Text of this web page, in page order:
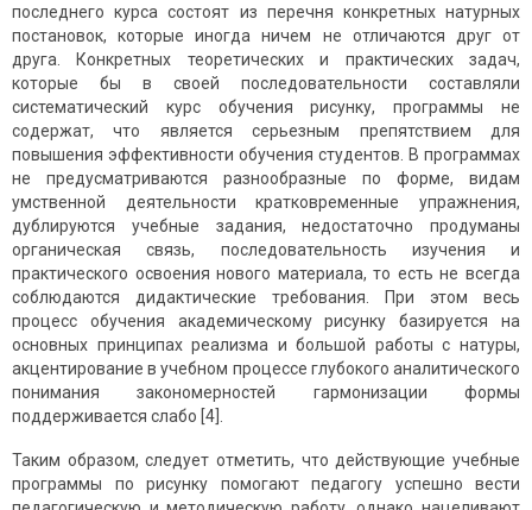
последнего курса состоят из перечня конкретных натурных
постановок, которые иногда ничем не отличаются друг от
друга. Конкретных теоретических и практических задач,
которые бы в своей последовательности составляли
систематический курс обучения рисунку, программы не
содержат, что является серьезным препятствием для
повышения эффективности обучения студентов. В программах
не предусматриваются разнообразные по форме, видам
умственной деятельности кратковременные упражнения,
дублируются учебные задания, недостаточно продуманы
органическая связь, последовательность изучения и
практического освоения нового материала, то есть не всегда
соблюдаются дидактические требования. При этом весь
процесс обучения академическому рисунку базируется на
основных принципах реализма и большой работы с натуры,
акцентирование в учебном процессе глубокого аналитического
понимания закономерностей гармонизации формы
поддерживается слабо [4].
Таким образом, следует отметить, что действующие учебные
программы по рисунку помогают педагогу успешно вести